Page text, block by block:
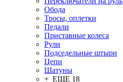
Обода
Тросы, оплетки
Педали
Приставные колеса
Рули
Подседельные штыри
Цепи
Шатуны
+ ЕЩЕ 18